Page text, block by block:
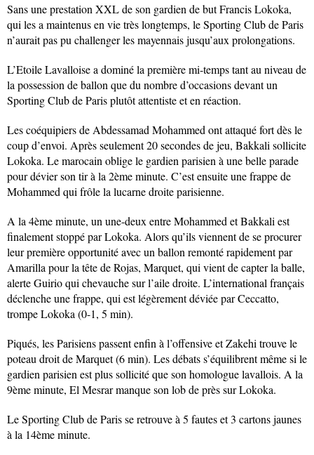
Sans une prestation XXL de son gardien de but Francis Lokoka,
qui les a maintenus en vie très longtemps, le Sporting Club de Paris
n’aurait pas pu challenger les mayennais jusqu’aux prolongations.
L’Etoile Lavalloise a dominé la première mi-temps tant au niveau de
la possession de ballon que du nombre d’occasions devant un
Sporting Club de Paris plutôt attentiste et en réaction.
Les coéquipiers de Abdessamad Mohammed ont attaqué fort dès le
coup d’envoi. Après seulement 20 secondes de jeu, Bakkali sollicite
Lokoka. Le marocain oblige le gardien parisien à une belle parade
pour dévier son tir à la 2ème minute. C’est ensuite une frappe de
Mohammed qui frôle la lucarne droite parisienne.
A la 4ème minute, un une-deux entre Mohammed et Bakkali est
finalement stoppé par Lokoka. Alors qu’ils viennent de se procurer
leur première opportunité avec un ballon remonté rapidement par
Amarilla pour la tête de Rojas, Marquet, qui vient de capter la balle,
alerte Guirio qui chevauche sur l’aile droite. L’international français
déclenche une frappe, qui est légèrement déviée par Ceccatto,
trompe Lokoka (0-1, 5 min).
Piqués, les Parisiens passent enfin à l’offensive et Zakehi trouve le
poteau droit de Marquet (6 min). Les débats s’équilibrent même si le
gardien parisien est plus sollicité que son homologue lavallois. A la
9ème minute, El Mesrar manque son lob de près sur Lokoka.
Le Sporting Club de Paris se retrouve à 5 fautes et 3 cartons jaunes
à la 14ème minute.